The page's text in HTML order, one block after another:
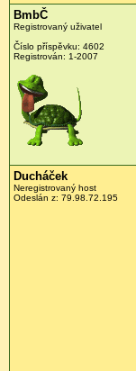
BmbČ
Registrovaný uživatel
Číslo příspěvku: 4602
Registrován: 1-2007
Ducháček
Neregistrovaný host
Odeslán z: 79.98.72.195